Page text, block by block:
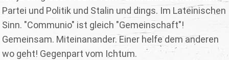
Partei und Politik und Stalin und dings. Im Lateinischen
Sinn. "Communio" ist gleich "Gemeinschaft"!
Gemeinsam. Miteinanander. Einer helfe dem anderen
wo geht! Gegenpart vom Ichtum.